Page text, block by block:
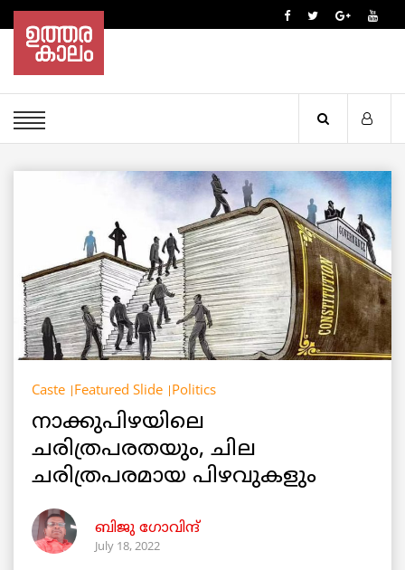
Caste Featured Slide Politics
നാക്കുപിഴയിലെ
ചരിത്രപരതയും, ചില
ചരിത്രപരമായ പിഴവുകളും
ബിജു ഗോവിന്ദ്
July 18, 2022